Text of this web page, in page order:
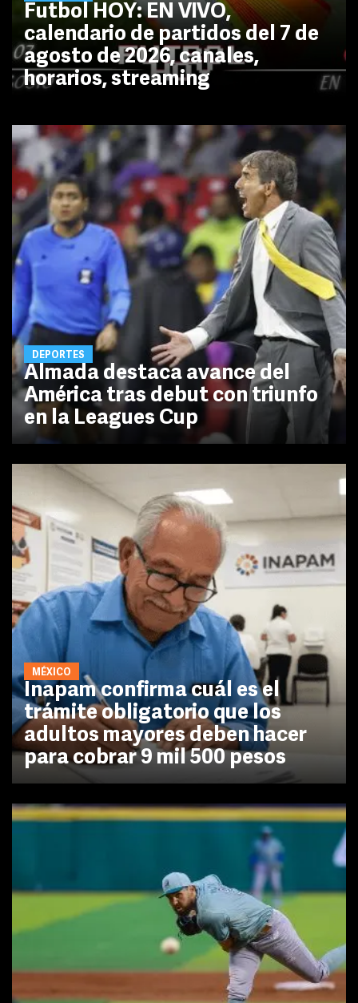
Futbol HOY: EN VIVO,
calendario de partidos del 7 de
agosto de 2026, canales,
horarios, streaming
DEPORTES
Almada destaca avance del
América tras debut con triunfo
en la Leagues Cup
MÉXICO
Inapam confirma cuál es el
trámite obligatorio que los
adultos mayores deben hacer
para cobrar 9 mil 500 pesos